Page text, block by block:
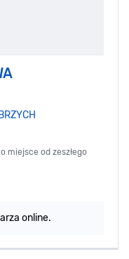
miejsce od zeszłego
online.